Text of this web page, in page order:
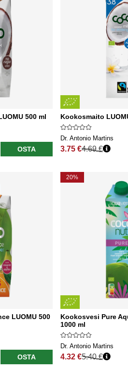
500 ml
OSTA
Kookosmaito
Dr. Antonio Martins
3.75 €
Normaali hinta
4.69 €
LUOMU 500
OSTA
20%
Kookosvesi Pure
1000 ml
Dr. Antonio Martins
4.32 €
Normaali hinta
5.40 €